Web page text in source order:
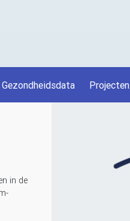
Gezondheidsdata Projecten
in de